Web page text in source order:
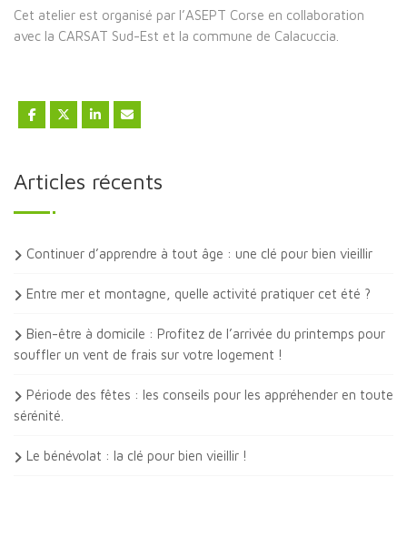
Cet atelier est organisé par l’ASEPT Corse en collaboration
avec la CARSAT Sud-Est et la commune de Calacuccia.
Articles récents
Continuer d’apprendre à tout âge : une clé pour bien vieillir
Entre mer et montagne, quelle activité pratiquer cet été ?
Bien-être à domicile : Profitez de l’arrivée du printemps pour
souffler un vent de frais sur votre logement !
Période des fêtes : les conseils pour les appréhender en toute
sérénité.
Le bénévolat : la clé pour bien vieillir !